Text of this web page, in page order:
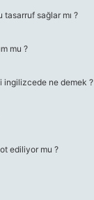
tasarruf sağlar mı ?
mu ?
ingilizcede ne demek ?
ediliyor mu ?